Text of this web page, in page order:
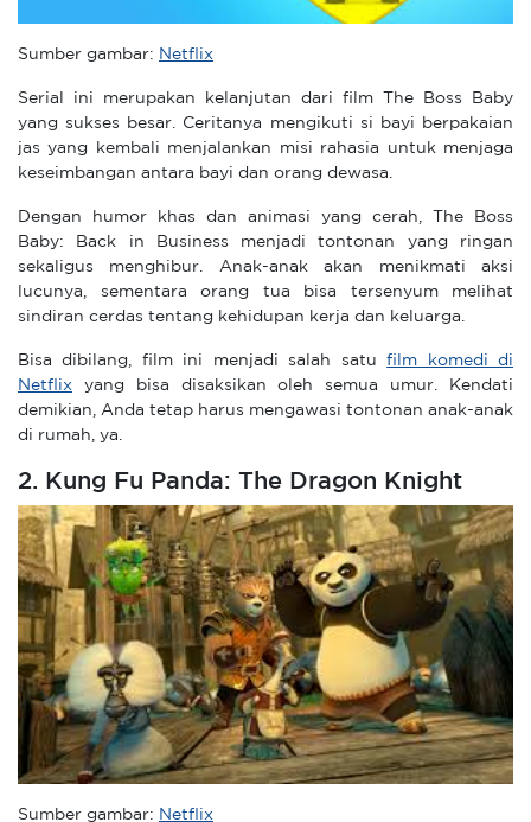
Sumber gambar: Netflix
Serial ini merupakan kelanjutan dari film The Boss Baby
yang sukses besar. Ceritanya mengikuti si bayi berpakaian
jas yang kembali menjalankan misi rahasia untuk menjaga
keseimbangan antara bayi dan orang dewasa.
Dengan humor khas dan animasi yang cerah, The Boss
Baby: Back in Business menjadi tontonan yang ringan
sekaligus menghibur. Anak-anak akan menikmati aksi
lucunya, sementara orang tua bisa tersenyum melihat
sindiran cerdas tentang kehidupan kerja dan keluarga.
Bisa dibilang, film ini menjadi salah satufilm komedi di
Netflix yang bisa disaksikan oleh semua umur. Kendati
demikian, Anda tetap harus mengawasi tontonan anak-anak
di rumah, ya.
2. Kung Fu Panda: The Dragon Knight
Sumber gambar: Netflix